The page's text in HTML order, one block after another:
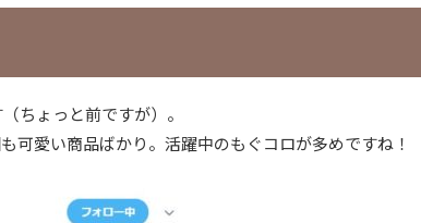
ちょっと前ですが）。
可愛い商品ばかり。活躍中のもぐコロが多めですね！